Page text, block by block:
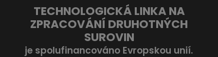
TECHNOLOGICKÁ LINKA NA
ZPRACOVÁNÍ DRUHOTNÝCH
SUROVIN
je spolufinancováno Evropskou unií.